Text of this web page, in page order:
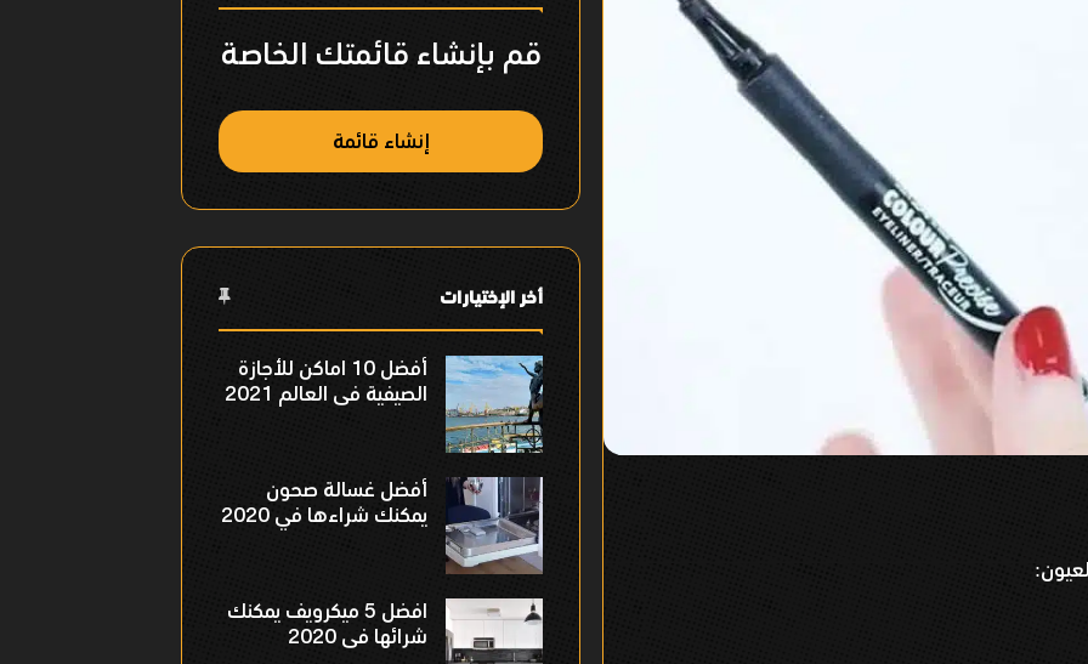
:
قم بإنشاء قائمتك الخاصة
إنشاء قائمة
أخر الإختيارات
أفضل 10 اماكن للأجازة
الصيفية فى العالم 2021
أفضل غسالة صحون
يمكنك شراءها في 2020
افضل 5 ميكرويف يمكنك
شرائها فى 2020